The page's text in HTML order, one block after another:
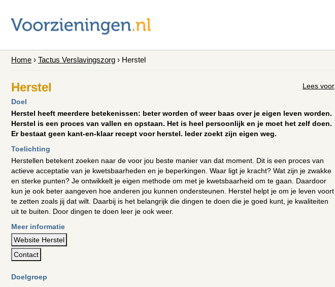
Home › Tactus Verslavingszorg › Herstel
Lees voor
Herstel
Doel
Herstel heeft meerdere betekenissen: beter worden of weer baas over je eigen leven worden.
Herstel is een proces van vallen en opstaan. Het is heel persoonlijk en je moet het zelf doen.
Er bestaat geen kant-en-klaar recept voor herstel. Ieder zoekt zijn eigen weg.
Toelichting
Herstellen betekent zoeken naar de voor jou beste manier van dat moment. Dit is een proces van
actieve acceptatie van je kwetsbaarheden en je beperkingen. Waar ligt je kracht? Wat zijn je zwakke
en sterke punten? Je ontwikkelt je eigen methode om met je kwetsbaarheid om te gaan. Daardoor
kun je ook beter aangeven hoe anderen jou kunnen ondersteunen. Herstel helpt je om je leven voort
te zetten zoals jij dat wilt. Daarbij is het belangrijk die dingen te doen die je goed kunt, je kwaliteiten
uit te buiten. Door dingen te doen leer je ook weer.
Meer informatie
Website Herstel
Contact
Doelgroep